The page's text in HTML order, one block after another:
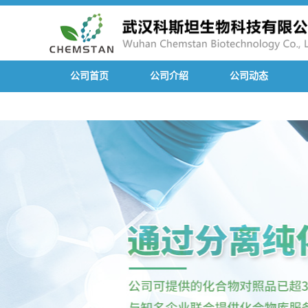
公司首页 公司介绍 公司动态